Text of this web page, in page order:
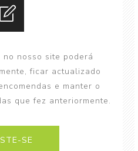
nosso site poderá
ficar actualizado
e manter o
que fez anteriormente.